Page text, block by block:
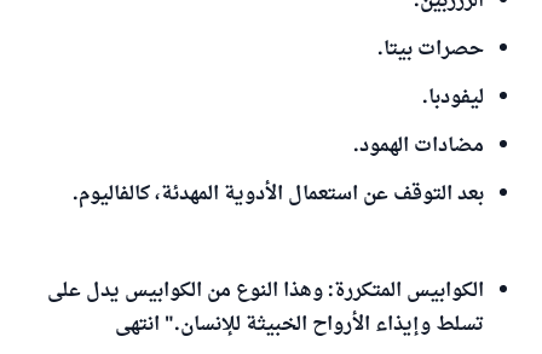
حصرات بيتا.
ليفودبا.
مضادات الهمود.
بعد التوقف عن استعمال الأدوية المهدئة، كالفاليوم.
الكوابيس المتكررة: وهذا النوع من الكوابيس يدل على
تسلط وإيذاء الأرواح الخبيثة للإنسان." انتهى